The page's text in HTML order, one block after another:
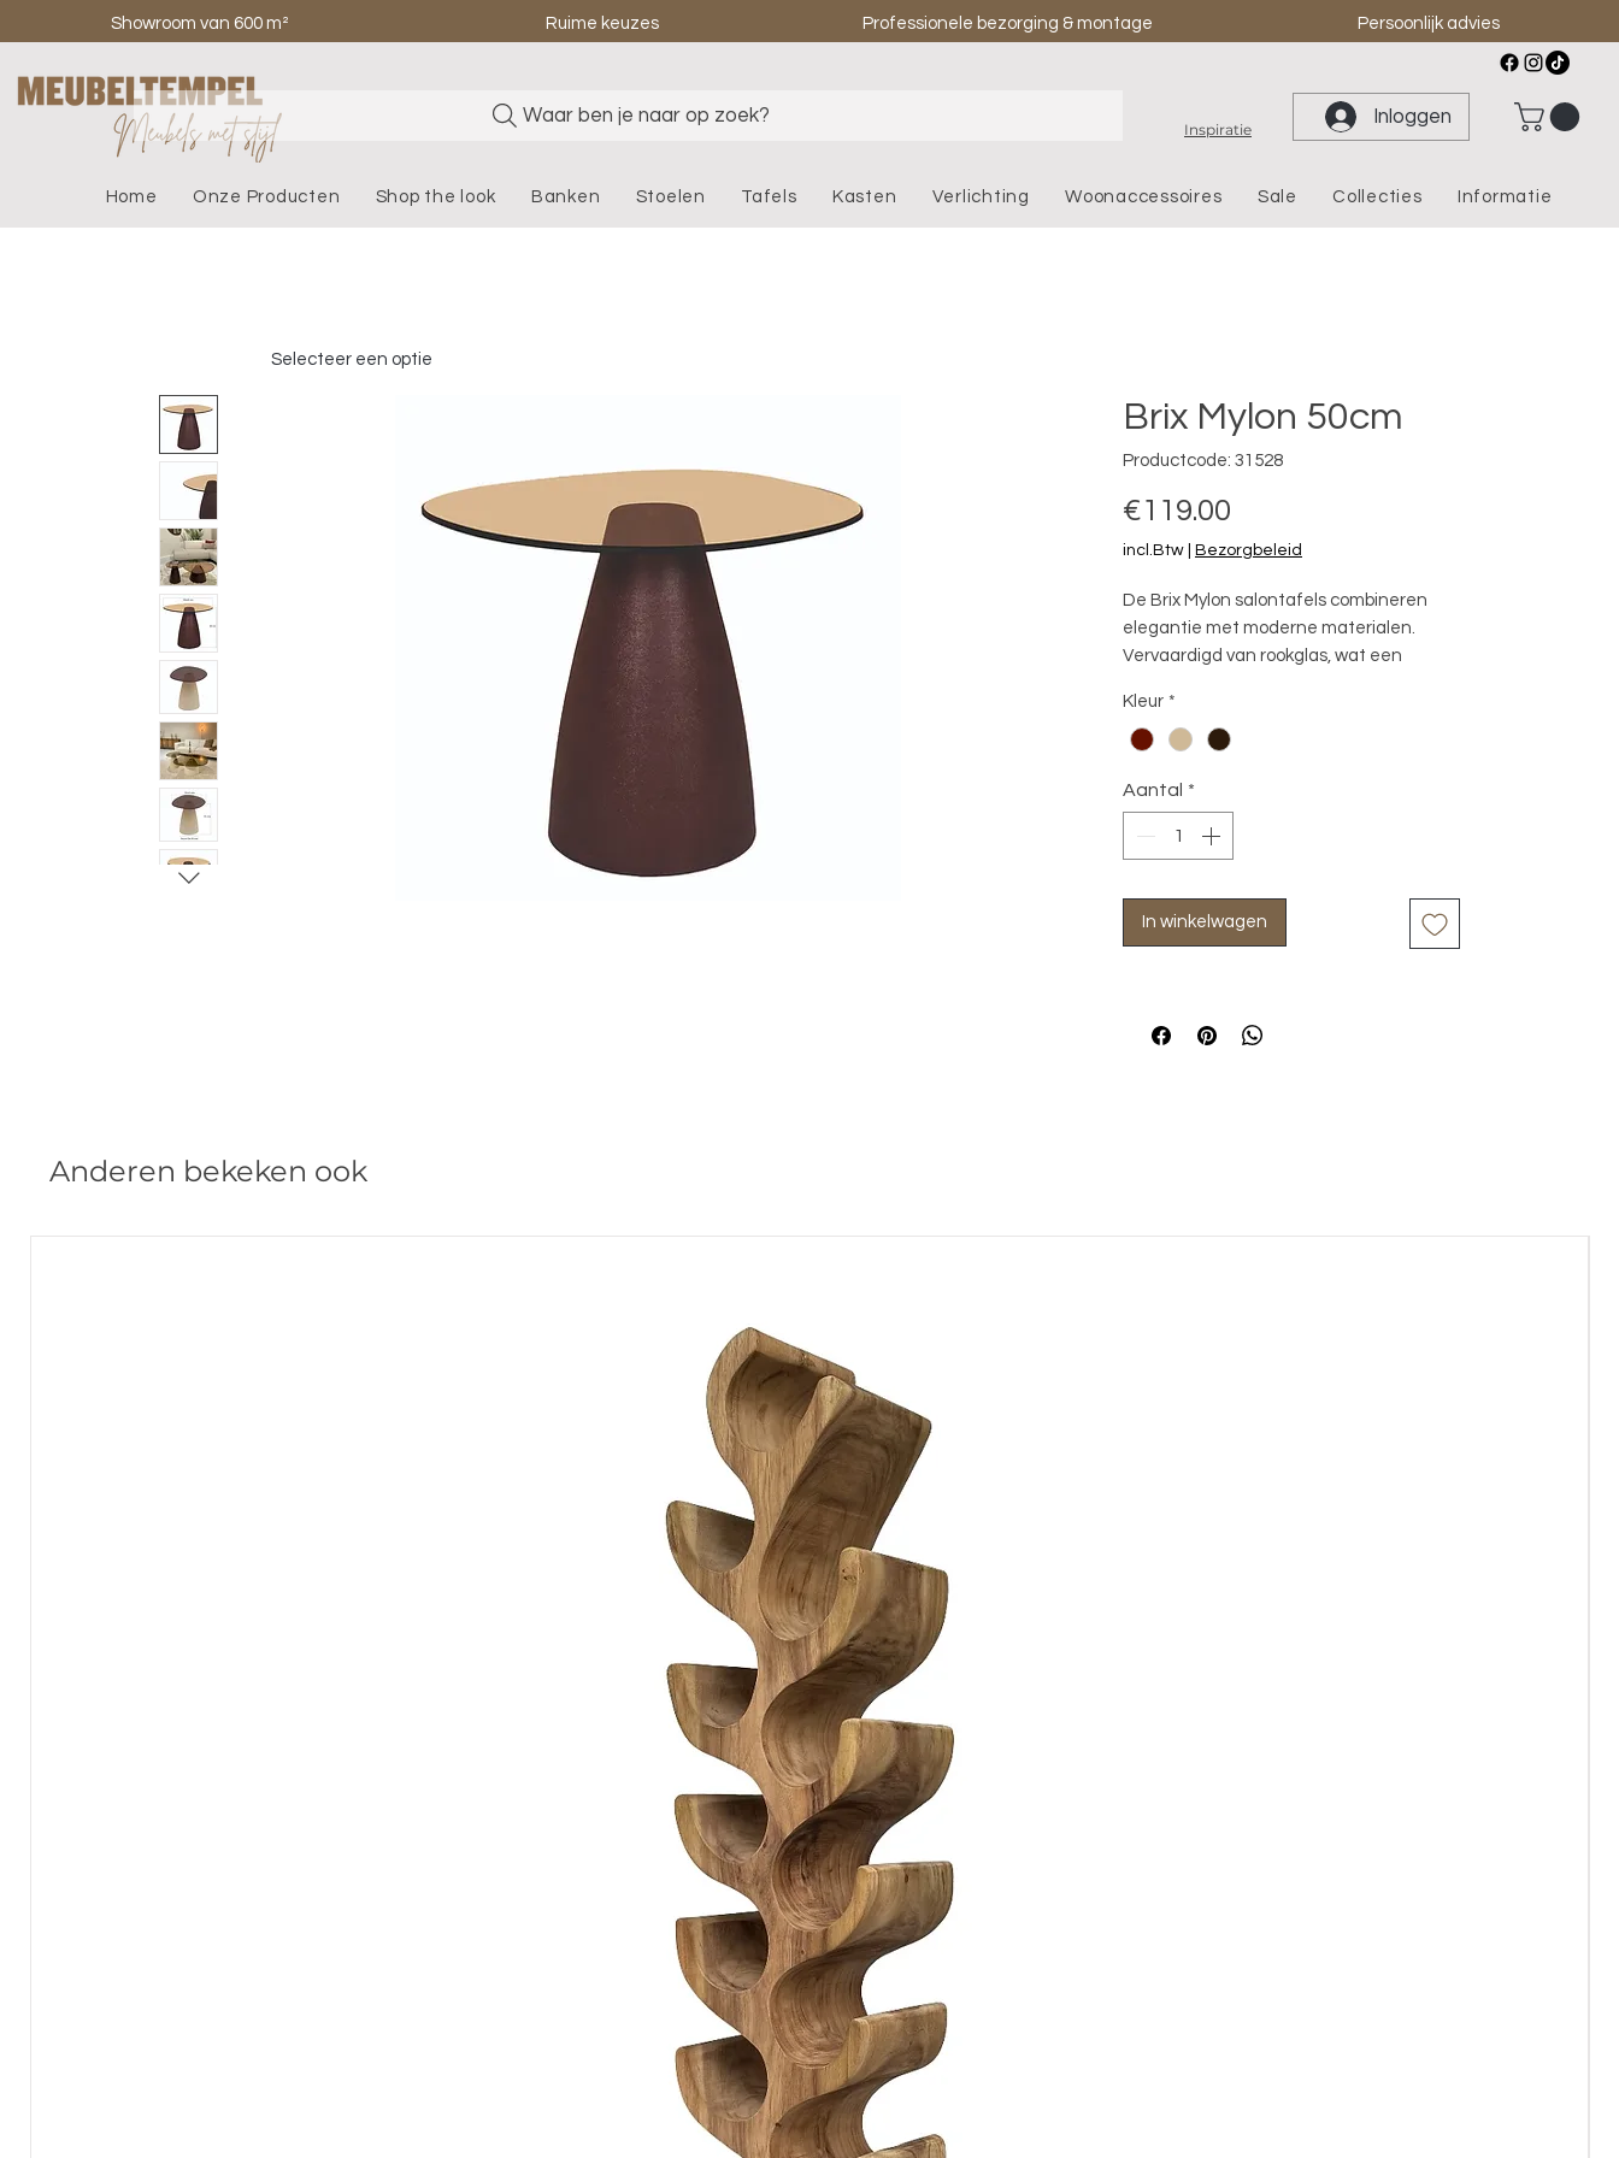
Showroom van 600 m² Ruime keuzes Professionele bezorging & montage Persoonlijk advies
Waar ben je naar op zoek?
Inspiratie
Inloggen
Home Onze Producten Shop the look Banken Stoelen Tafels Kasten Verlichting Woonaccessoires Sale Collecties Informatie
Brix Mylon 50cm
Productcode: 31528
€119.00
incl.Btw Bezorgbeleid
De Brix Mylon salontafels combineren
elegantie met moderne materialen.
Vervaardigd van rookglas, wat een
ondersteund door een stalen poot in een
trendy kleur. Mylon is perfecte mix van
materialen, waardoor ze zowel
zijn voor elk interieur.
Kleur *
Aantal *
In winkelwagen
Selecteer een optie
Anderen bekeken ook